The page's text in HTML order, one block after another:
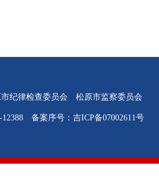
纪律检查委员会 松原市监察委员会
备案序号：吉ICP备07002611号